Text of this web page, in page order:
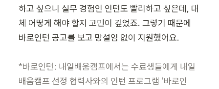
하고 싶으니 실무 경험인 인턴도 빨리하고 싶은데, 대
체 어떻게 해야 할지 고민이 깊었죠. 그렇기 때문에
바로인턴 공고를 보고 망설임 없이 지원했어요.
*바로인턴: 내일배움캠프에서는 수료생들에게 내일
배움캠프 선정 협력사와의 인턴 프로그램 ‘바로인